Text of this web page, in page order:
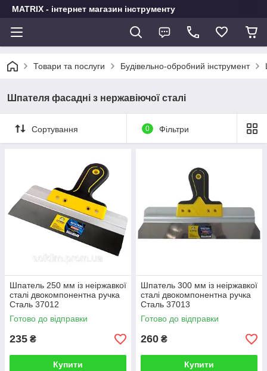
MATRIX - інтернет магазин інструменту
Товари та послуги Будівельно-обробний інструмент
Шпателя фасадні з нержавіючої сталі
Сортування 0 Фільтри
Шпатель 250 мм із неіржавкої
сталі двокомпонентна ручка
Сталь 37012
Готово до відправки
235 ₴
Купити
Шпатель 300 мм із неіржавкої
сталі двокомпонентна ручка
Сталь 37013
Готово до відправки
260 ₴
Купити